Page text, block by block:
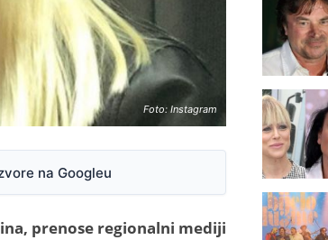
Foto: Instagram
na Googleu
prenose regionalni mediji